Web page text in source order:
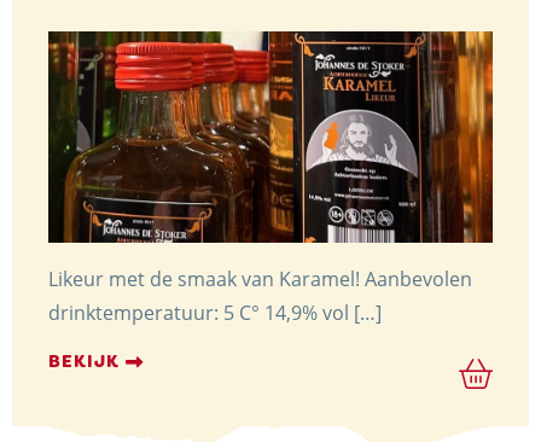
Likeur met de smaak van Karamel! Aanbevolen
drinktemperatuur: 5 C° 14,9% vol […]
BEKIJK